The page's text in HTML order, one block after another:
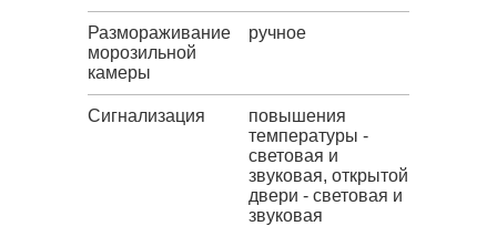
Размораживание
морозильной
камеры
ручное
Сигнализация
повышения
температуры -
световая и
звуковая, открытой
двери - световая и
звуковая